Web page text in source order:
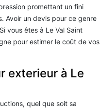
promettant un fini
Avoir un devis pour ce genre
vous êtes à Le Val Saint
pour estimer le coût de vos
exterieur à Le
quel que soit sa